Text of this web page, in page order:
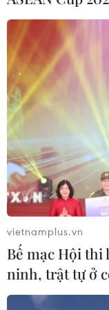
vietnamplus.vn
Bế mạc Hội thi
ninh, trật tự ở